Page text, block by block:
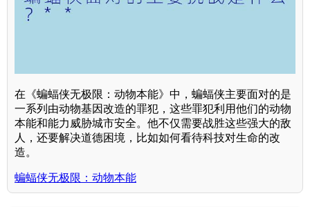
在《蝙蝠侠无极限：动物本能》中，蝙蝠侠主要面对的是
一系列由动物基因改造的罪犯，这些罪犯利用他们的动物
本能和能力威胁城市安全。他不仅需要战胜这些强大的敌
人，还要解决道德困境，比如如何看待科技对生命的改
造。
蝙蝠侠无极限：动物本能